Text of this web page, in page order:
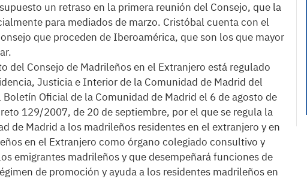
un retraso en la primera reunión del Consejo, que la
para mediados de marzo. Cristóbal cuenta con el
que proceden de Iberoamérica, que son los que mayor
del Consejo de Madrileños en el Extranjero está regulado
Justicia e Interior de la Comunidad de Madrid del
Oficial de la Comunidad de Madrid el 6 de agosto de
129/2007, de 20 de septiembre, por el que se regula la
de Madrid a los madrileños residentes en el extranjero y en
en el Extranjero como órgano colegiado consultivo y
emigrantes madrileños y que desempeñará funciones de
de promoción y ayuda a los residentes madrileños en